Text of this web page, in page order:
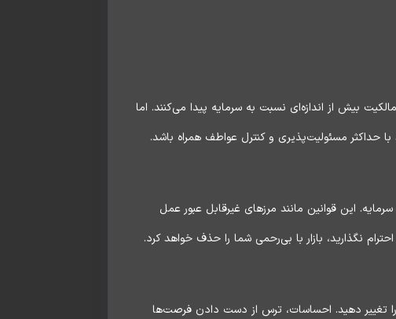
بیش از اندازه‌ای نسبت به سرمایه پیدا می‌کنند. اما
حداکثر مسئولیت‌پذیری و کنترل عواطف همراه باشد.
این قوانین مانند مرزهای غیرقابل عبور عمل
نگذارید، بازار با بی‌رحمی شما را حذف خواهد کرد.
تغییر دهید. احساسات، ترس از دست دادن فرصت‌ها